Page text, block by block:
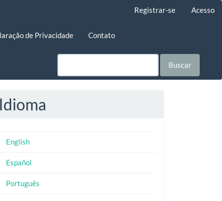
Registrar-se Acesso
de Privacidade Contato
Buscar
Idioma
English
Español
Português